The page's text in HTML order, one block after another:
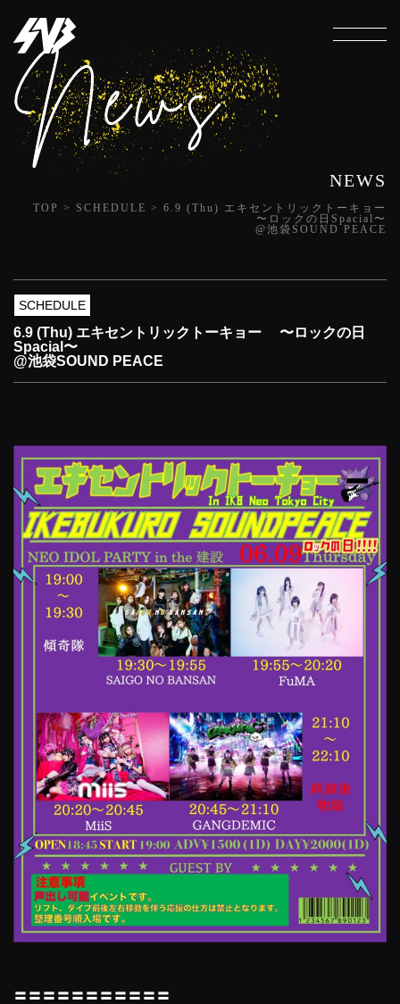
NEWS
TOP > SCHEDULE > 6.9 (Thu) エキセントリックトーキョー
〜ロックの日Spacial〜
@池袋SOUND PEACE
SCHEDULE
6.9 (Thu) エキセントリックトーキョー 〜ロックの日
Spacial〜
@池袋SOUND PEACE
〓〓〓〓〓〓〓〓〓〓〓